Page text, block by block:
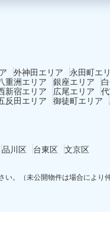
外神田エリア
永田町エ
重洲エリア 銀座エリア
新宿エリア 広尾エリア
反田エリア 御徒町エリア
品川区 台東区 文京区
。（未公開物件は場合により